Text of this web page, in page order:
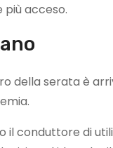
acceso.
della serata è
il conduttore di